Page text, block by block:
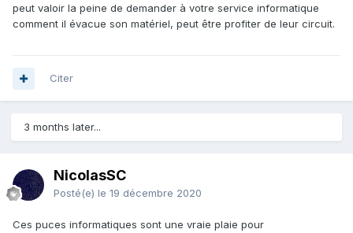
peut valoir la peine de demander à votre service informatique
comment il évacue son matériel, peut être profiter de leur circuit.
Citer
3 months later...
NicolasSC
Posté(e) le 19 décembre 2020
Ces puces informatiques sont une vraie plaie pour